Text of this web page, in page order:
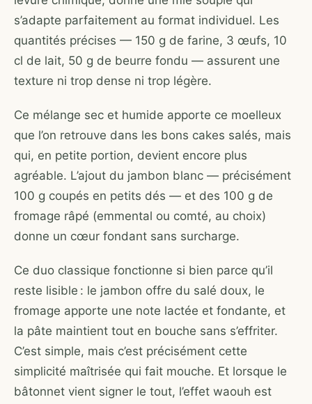
s’adapte parfaitement au format individuel. Les
quantités précises — 150 g de farine, 3 œufs, 10
cl de lait, 50 g de beurre fondu — assurent une
texture ni trop dense ni trop légère.
Ce mélange sec et humide apporte ce moelleux
que l’on retrouve dans les bons cakes salés, mais
qui, en petite portion, devient encore plus
agréable. L’ajout du jambon blanc — précisément
100 g coupés en petits dés — et des 100 g de
fromage râpé (emmental ou comté, au choix)
donne un cœur fondant sans surcharge.
Ce duo classique fonctionne si bien parce qu’il
reste lisible : le jambon offre du salé doux, le
fromage apporte une note lactée et fondante, et
la pâte maintient tout en bouche sans s’effriter.
C’est simple, mais c’est précisément cette
simplicité maîtrisée qui fait mouche. Et lorsque le
bâtonnet vient signer le tout, l’effet waouh est